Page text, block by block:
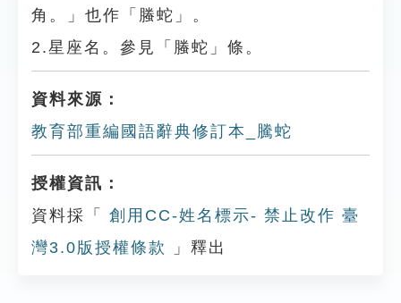
角。」也作「螣蛇」。
2.星座名。參見「螣蛇」條。
資料來源：
教育部重編國語辭典修訂本_騰蛇
授權資訊：
資料採「
創用CC-姓名標示- 禁止改作 臺
灣3.0版授權條款
」釋出